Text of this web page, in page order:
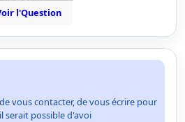
l'Question
vous contacter, de vous écrire pour
serait possible d'avoi